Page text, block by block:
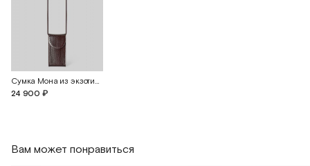
Сумка Мона из экзотической кожи питона
24 900 ₽
Вам может понравиться